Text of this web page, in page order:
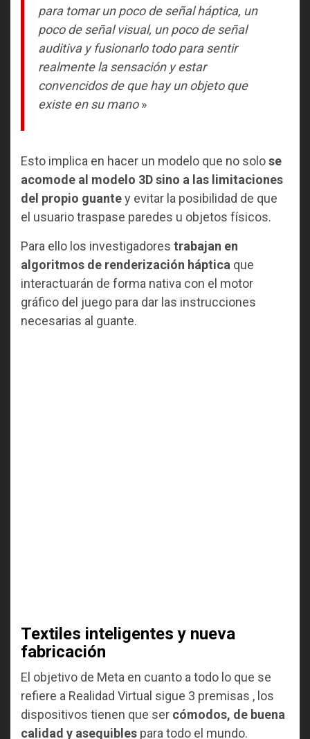
para tomar un poco de señal háptica, un
poco de señal visual, un poco de señal
auditiva y fusionarlo todo para sentir
realmente la sensación y estar
convencidos de que hay un objeto que
existe en su mano»
Esto implica en hacer un modelo que no solose
acomode al modelo 3D sino a las limitaciones
del propio guantey evitar la posibilidad de que
el usuario traspase paredes u objetos físicos.
Para ello los investigadores trabajan en
algoritmos de renderización háptica que
interactuarán de forma nativa con el motor
gráfico del juego para dar las instrucciones
necesarias al guante.
Textiles inteligentes y nueva
fabricación
El objetivo de Meta en cuanto a todo lo que se
refiere a Realidad Virtual sigue 3 premisas , los
dispositivos tienen que ser cómodos, de buena
calidad y asequibles para todo el mundo.